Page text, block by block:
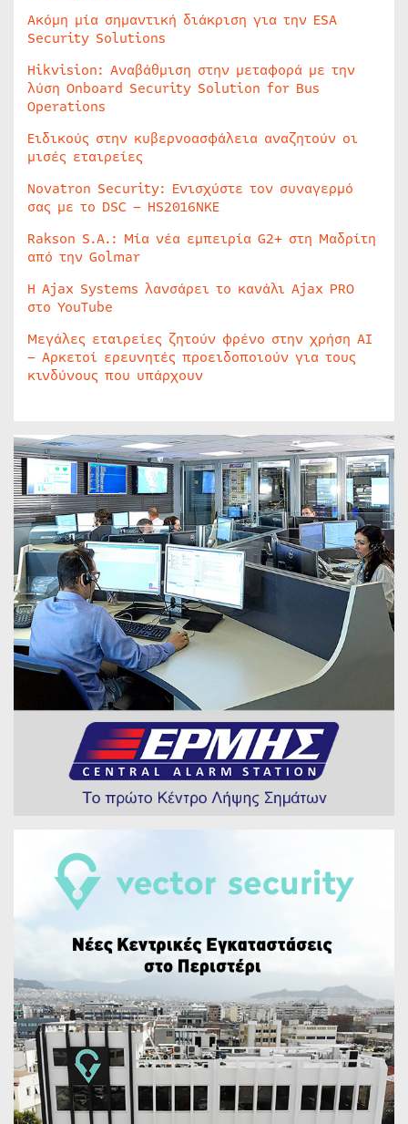
Ακόμη μία σημαντική διάκριση για την ESA
Security Solutions
Hikvision: Αναβάθμιση στην μεταφορά με την
λύση Onboard Security Solution for Bus
Operations
Ειδικούς στην κυβερνοασφάλεια αναζητούν οι
μισές εταιρείες
Novatron Security: Ενισχύστε τον συναγερμό
σας με το DSC – HS2016NKE
Rakson S.A.: Μία νέα εμπειρία G2+ στη Μαδρίτη
από την Golmar
Η Ajax Systems λανσάρει το κανάλι Ajax PRO
στο YouTube
Μεγάλες εταιρείες ζητούν φρένο στην χρήση AI
– Αρκετοί ερευνητές προειδοποιούν για τους
κινδύνους που υπάρχουν